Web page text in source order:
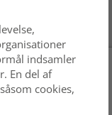
mode. De passer
indsamler
En del af
cookies,